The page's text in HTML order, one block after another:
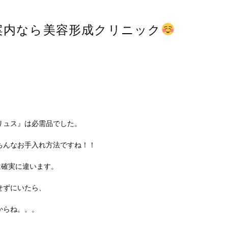
なら美容形成クリニック
ス』は必需品でした。
なお手入れ方法ですね！！
実に違います。
にいたら、
ね。。。